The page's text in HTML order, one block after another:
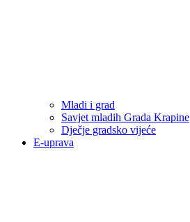
Mladi i grad
Savjet mladih Grada Krapine
Dječje gradsko vijeće
E-uprava